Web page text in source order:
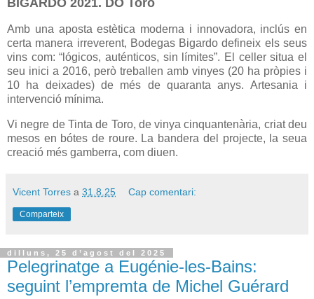
BIGARDO 2021. DO Toro
Amb una aposta estètica moderna i innovadora, inclús en
certa manera irreverent, Bodegas Bigardo defineix els seus
vins com: “lógicos, auténticos, sin límites”. El celler situa el
seu inici a 2016, però treballen amb vinyes (20 ha pròpies i
10 ha deixades) de més de quaranta anys. Artesania i
intervenció mínima.
Vi negre de Tinta de Toro, de vinya cinquantenària, criat deu
mesos en bótes de roure. La bandera del projecte, la seua
creació més gamberra, com diuen.
Vicent Torres a 31.8.25 Cap comentari:
Comparteix
dilluns, 25 d’agost del 2025
Pelegrinatge a Eugénie-les-Bains:
seguint l’empremta de Michel Guérard